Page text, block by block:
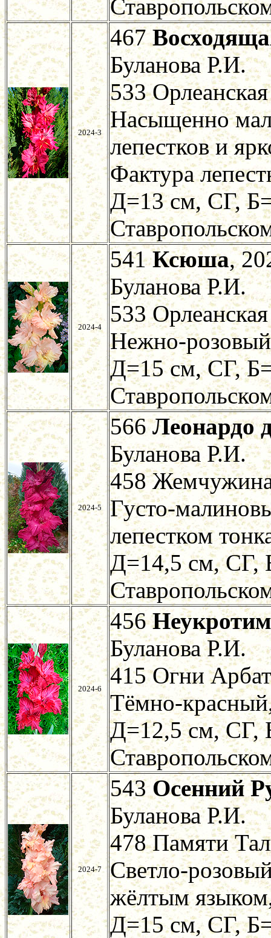
2024-3
467
Буланова Р.И.
533
Насыщенно
лепестков и
Фактура
Д=13 см, СГ,
2024-4
541Ксюша,
Буланова Р.И.
533
Нежно-
Д=15 см, СГ,
2024-5
566Леонардо
Буланова Р.И.
458
Густо-
лепестком
Д=14,5 см, СГ,
2024-6
456
Буланова Р.И.
415 Огни
Тёмно-
Д=12,5 см, СГ,
2024-7
543Осенний
Буланова Р.И.
478 Памяти
Светло-
жёлтым
Д=15 см, СГ,